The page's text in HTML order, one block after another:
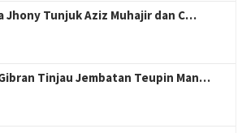
Jhony Tunjuk Aziz Muhajir dan C…
Tinjau Jembatan Teupin Man…